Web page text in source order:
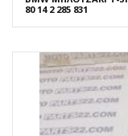
80 14 2 285 831